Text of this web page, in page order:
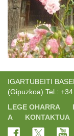
IGARTUBEITI
(Gipuzkoa) Tel.:
LEGE OHARRA
A
KONTAKTUA